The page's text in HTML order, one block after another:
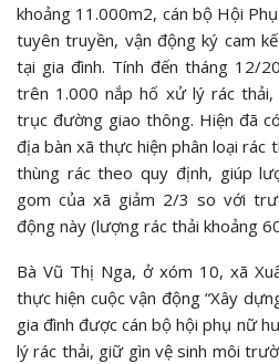
khoảng 11.000m2, cán bộ Hội
tuyên truyền, vận động ký cam
tại gia đình. Tính đến tháng 12/
trên 1.000 nắp hố xử lý rác
trục đường giao thông. Hiện đã
địa bàn xã thực hiện phân loại rác
thùng rác theo quy định, giúp
gom của xã giảm 2/3 so với
động này (lượng rác thải khoảng
Bà Vũ Thị Nga, ở xóm 10, xã
thực hiện cuộc vận động “Xây
gia đình được cán bộ hội phụ nữ
lý rác thải, giữ gìn vệ sinh môi